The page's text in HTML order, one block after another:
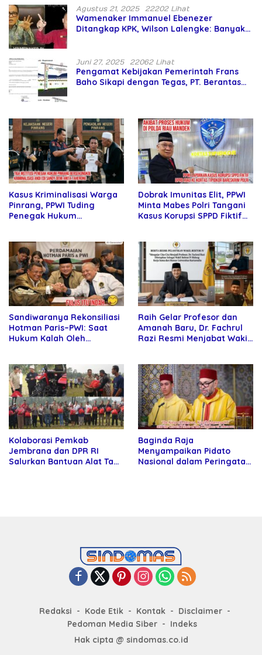
Agustus 21, 2025 22202 Lihat
Wamenaker Immanuel Ebenezer
Ditangkap KPK, Wilson Lalengke: Banyak
Juni 27, 2025 22062 Lihat
Pengamat Kebijakan Pemerintah Frans
Baho Sikapi dengan Tegas, PT. Berantas
Kasus Kriminalisasi Warga
Pinrang, PPWI Tuding
Penegak Hukum
Dobrak Imunitas Elit, PPWI
Minta Mabes Polri Tangani
Kasus Korupsi SPPD Fiktif
Sandiwaranya Rekonsiliasi
Hotman Paris–PWI: Saat
Hukum Kalah Oleh
Raih Gelar Profesor dan
Amanah Baru, Dr. Fachrul
Razi Resmi Menjabat Wakil
Kolaborasi Pemkab
Jembrana dan DPR RI
Salurkan Bantuan Alat Tani
Baginda Raja
Menyampaikan Pidato
Nasional dalam Peringatan
Redaksi Kode Etik Kontak
Disclaimer
Pedoman Media Siber
Indeks
Hak cipta @ sindomas.co.id